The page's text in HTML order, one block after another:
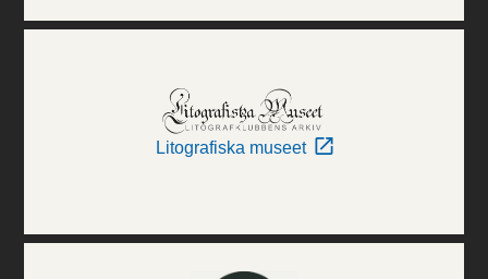
Litografiska museet